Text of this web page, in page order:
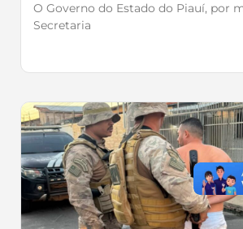
O Governo do Estado do Piauí, por
Secretaria